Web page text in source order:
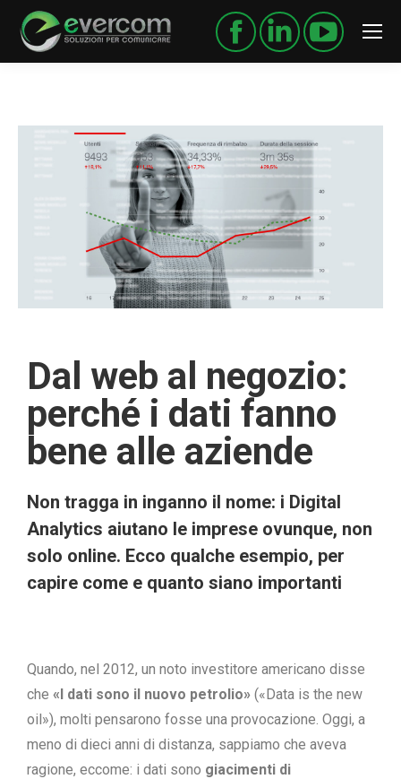
Dal web al negozio:
perché i dati fanno
bene alle aziende
Non tragga in inganno il nome: i Digital
Analytics aiutano le imprese ovunque, non
solo online. Ecco qualche esempio, per
capire come e quanto siano importanti
Quando, nel 2012, un noto investitore americano disse
che «I dati sono il nuovo petrolio» («Data is the new
oil»), molti pensarono fosse una provocazione. Oggi, a
meno di dieci anni di distanza, sappiamo che aveva
ragione, eccome: i dati sono giacimenti di